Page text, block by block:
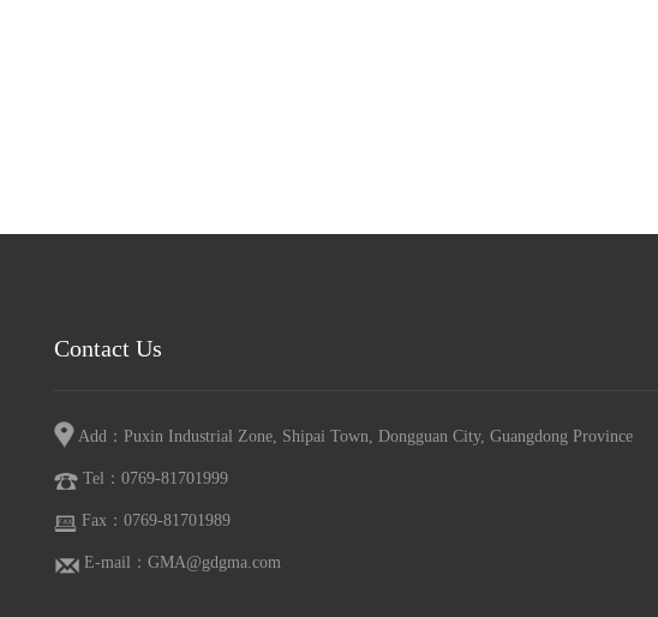
Contact Us
Add：Puxin Industrial Zone, Shipai Town, Dongguan City, Guangdong Province
Tel：0769-81701999
Fax：0769-81701989
E-mail： GMA@gdgma.com